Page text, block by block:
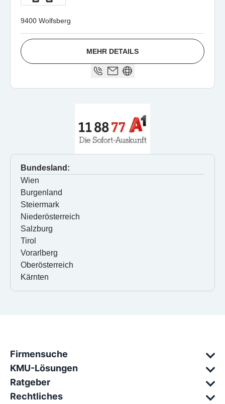
9400 Wolfsberg
MEHR DETAILS
Bundesland:
Wien
Burgenland
Steiermark
Niederösterreich
Salzburg
Tirol
Vorarlberg
Oberösterreich
Kärnten
Firmensuche
KMU-Lösungen
Ratgeber
Rechtliches